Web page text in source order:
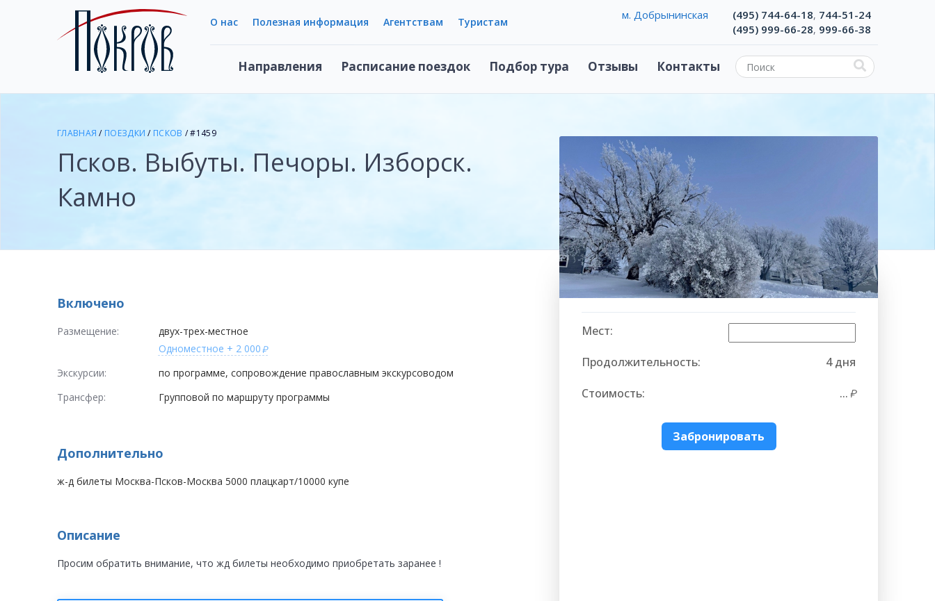
О нас Полезная информация Агентствам Туристам
Направления Расписание поездок Подбор тура Отзывы Контакты
м. Добрынинская (495) 744-64-18, 744-51-24
(495) 999-66-28, 999-66-38
ГЛАВНАЯ / ПОЕЗДКИ / ПСКОВ / #1459
Псков. Выбуты. Печоры. Изборск.
Камно
Мест:
Продолжительность: 4 дня
Стоимость: ...
Забронировать
Включено
Размещение:
двух-трех-местное
Одноместное + 2 000
Экскурсии:
по программе, сопровождение православным экскурсоводом
Трансфер:
Групповой по маршруту программы
Дополнительно
ж-д билеты Москва-Псков-Москва 5000 плацкарт/10000 купе
Описание
Просим обратить внимание, что жд билеты необходимо приобретать заранее !